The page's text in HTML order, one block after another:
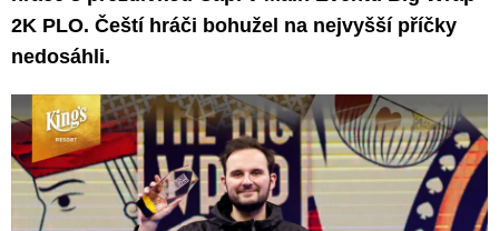
2K PLO. Čeští hráči bohužel na nejvyšší příčky
nedosáhli.